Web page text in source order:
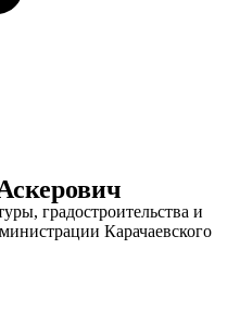
градостроительства и
Карачаевского